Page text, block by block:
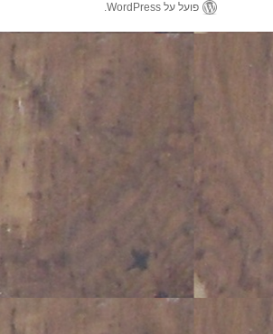
פועל על WordPress.